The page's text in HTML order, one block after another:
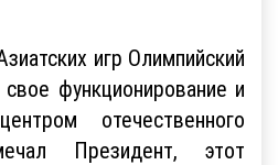
игр Олимпийский
функционирование и
отечественного
Президент, этот